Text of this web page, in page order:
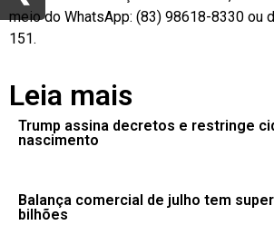
meio do WhatsApp: (83) 98618-8330 ou
151.
Leia mais
Trump assina decretos e restringe
nascimento
Balança comercial de julho tem
bilhões